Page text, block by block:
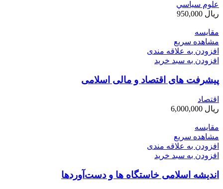
علوم سياسي
ریال
مقایسه
مشاهده سریع
افزودن به علاقه مندی
افزودن به سبد خرید
پیشرفت های اقتصاد و مالی اسلامی
اقتصاد
ریال
مقایسه
مشاهده سریع
افزودن به علاقه مندی
افزودن به سبد خرید
اندیشه اسلامی خاستگاه ها و دست‌آوردها